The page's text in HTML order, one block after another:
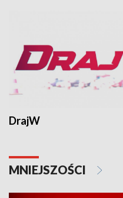
DrajW
MNIEJSZOŚCI